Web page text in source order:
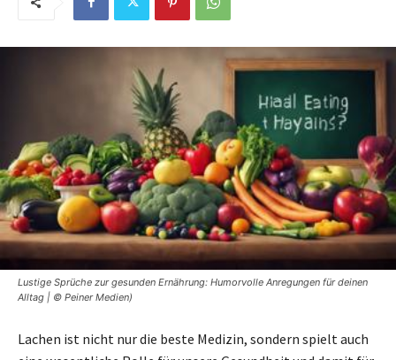
Lustige Sprüche zur gesunden Ernährung: Humorvolle Anregungen für deinen
Alltag | © Peiner Medien)
Lachen ist nicht nur die beste Medizin, sondern spielt auch